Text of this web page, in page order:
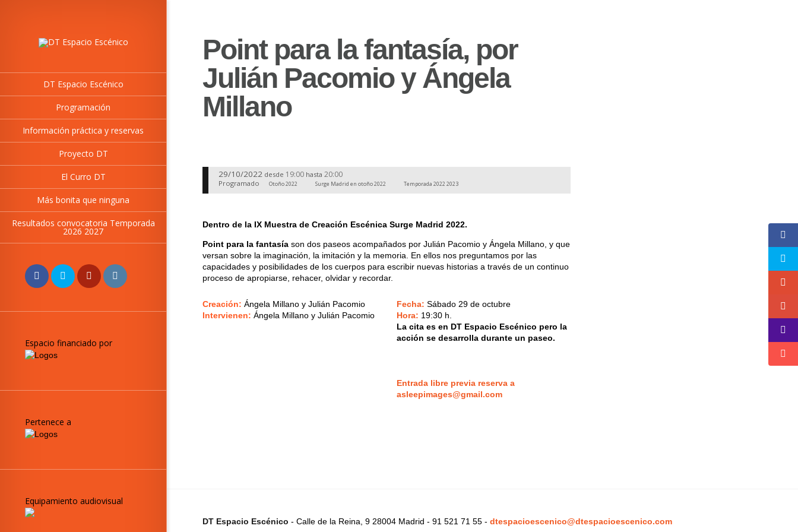
DT Espacio Escénico
Programación
Información práctica y reservas
Proyecto DT
El Curro DT
Más bonita que ninguna
Resultados convocatoria Temporada
2026 2027
Espacio financiado por
Pertenece a
Equipamiento audiovisual
Point para la fantasía, por
Julián Pacomio y Ángela
Millano
29/10/2022 desde 19:00 hasta 20:00
Programado Otoño 2022 Surge Madrid en otoño 2022 Temporada 2022 2023
Dentro de la IX Muestra de Creación Escénica Surge Madrid 2022.
Point para la fantasía son dos paseos acompañados por Julián Pacomio y Ángela Millano, y que
versan sobre la imaginación, la imitación y la memoria. En ellos nos preguntamos por las
capacidades y posibilidades de los cuerpos para escribir nuevas historias a través de un continuo
proceso de apropiarse, rehacer, olvidar y recordar.
Creación: Ángela Millano y Julián Pacomio
Intervienen: Ángela Millano y Julián Pacomio
Fecha:Sábado 29 de octubre
Hora: 19:30 h.
La cita es en DT Espacio Escénico pero la
acción se desarrolla durante un paseo.
Entrada libre previa reserva a
asleepimages@gmail.com
DT Espacio Escénico - Calle de la Reina, 9 28004 Madrid - 91 521 71 55 - dtespacioescenico@dtespacioescenico.com